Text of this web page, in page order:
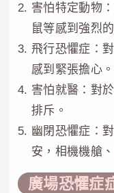
害怕特定動物
鼠等感到強烈
飛行恐懼症：
感到緊張擔心。
害怕就醫：對
排斥。
幽閉恐懼症：
安，相機機艙
廣場恐懼症